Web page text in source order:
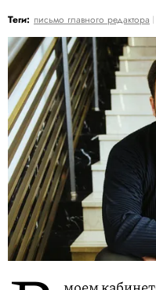
Теги: письмо главного редактора